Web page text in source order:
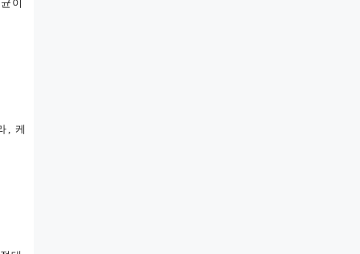
이
, 케